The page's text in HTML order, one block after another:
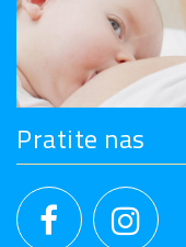
Pratite nas